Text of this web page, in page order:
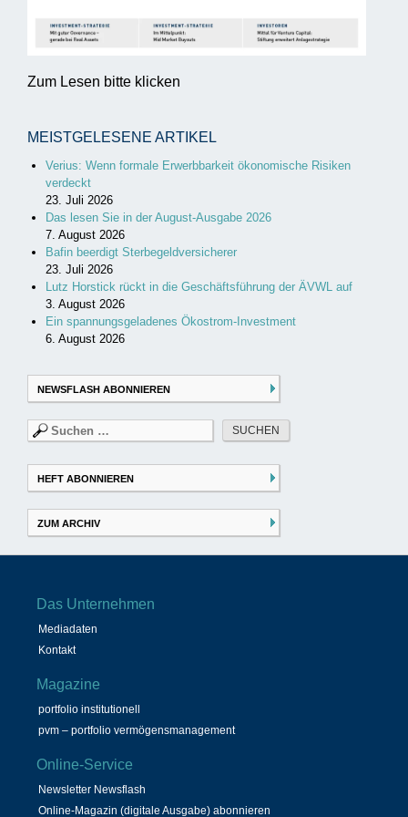
Zum Lesen bitte klicken
MEISTGELESENE ARTIKEL
Verius: Wenn formale Erwerbbarkeit ökonomische Risiken
verdeckt
23. Juli 2026
Das lesen Sie in der August-Ausgabe 2026
7. August 2026
Bafin beerdigt Sterbegeldversicherer
23. Juli 2026
Lutz Horstick rückt in die Geschäftsführung der ÄVWL auf
3. August 2026
Ein spannungsgeladenes Ökostrom-Investment
6. August 2026
NEWSFLASH ABONNIEREN
Suchen
nach:
HEFT ABONNIEREN
ZUM ARCHIV
Das Unternehmen
Mediadaten
Kontakt
Magazine
portfolio institutionell
pvm – portfolio vermögensmanagement
Online-Service
Newsletter Newsflash
Online-Magazin (digitale Ausgabe) abonnieren